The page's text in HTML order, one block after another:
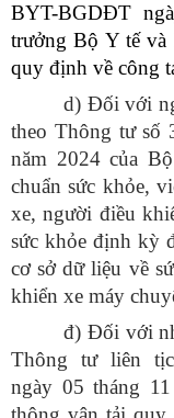
BYT-BGDĐT
trưởng Bộ Y tế
quy định về công
d) Đối với
theo Thông tư số
năm 2024 của
chuẩn sức khỏe,
xe, người điều
sức khỏe định kỳ
cơ sở dữ liệu về
khiển xe máy
đ) Đối với
Thông tư liên
ngày 05 tháng